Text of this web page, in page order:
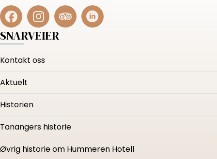
SNARVEIER
Kontakt oss
Aktuelt
Historien
Tanangers historie
Øvrig historie om Hummeren Hotell